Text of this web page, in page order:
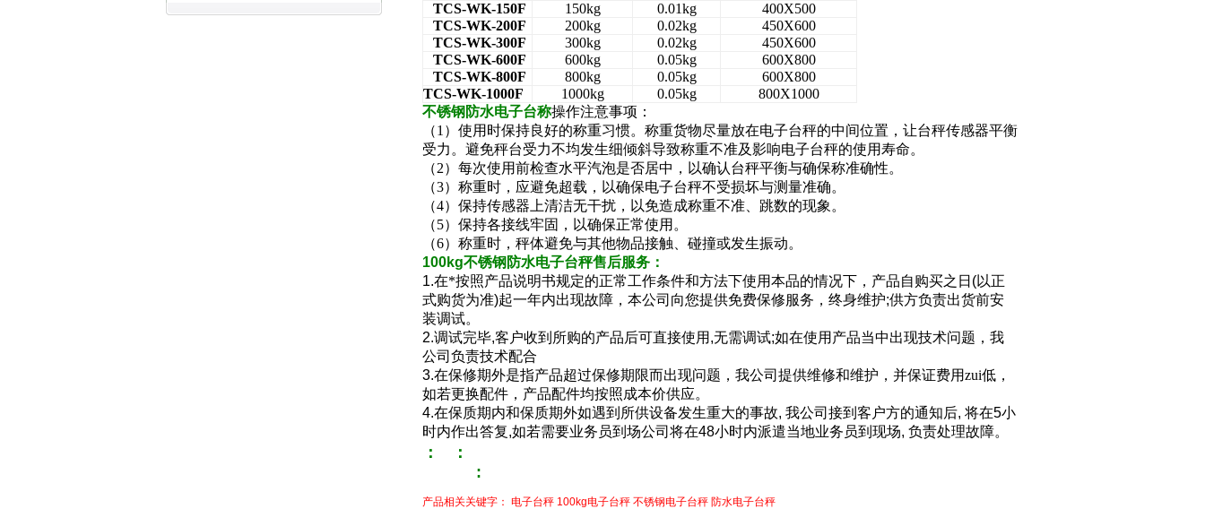
TCS-WK-150F
150kg 0.01kg
400X500
TCS-WK-200F
200kg 0.02kg
450X600
TCS-WK-300F
300kg 0.02kg
450X600
TCS-WK-600F
600kg 0.05kg
600X800
TCS-WK-800F
800kg 0.05kg
600X800
TCS-WK-1000F
1000kg 0.05kg
800X1000
不锈钢防水电子台称操作注意事项：
（1）使用时保持良好的称重习惯。称重货物尽量放在电子台秤的中间位置，让台秤传感器平衡
受力。避免秤台受力不均发生细倾斜导致称重不准及影响电子台秤的使用寿命。
（2）每次使用前检查水平汽泡是否居中，以确认台秤平衡与确保称准确性。
（3）称重时，应避免超载，以确保电子台秤不受损坏与测量准确。
（4）保持传感器上清洁无干扰，以免造成称重不准、跳数的现象。
（5）保持各接线牢固，以确保正常使用。
（6）称重时，秤体避免与其他物品接触、碰撞或发生振动。
100kg不锈钢防水电子台秤售后服务 ：
1.在*按照产品说明书规定的正常工作条件和方法下使用本品的情况下，产品自购买之日 (以正
式购货为准)起一年内出现故障，本公司向您提供免费保修服务，终身维护;供方负责出货前安
装调试。
2.调试完毕,客户收到所购的产品后可直接使用 ,无需调试;如在使用产品当中出现技术问题，我
公司负责技术配合
3.在保修期外是指产品超过保修期限而出现问题，我公司提供维修和维护，并保证费用zui低，
如若更换配件，产品配件均按照成本价供应。
4.在保质期内和保质期外如遇到所供设备发生重大的事故, 我公司接到客户方的通知后, 将在5小
时内作出答复,如若需要业务员到场公司将在48小时内派遣当地业务员到现场, 负责处理故障。
：
：
:
产品相关关键字： 电子台秤 100kg电子台秤 不锈钢电子台秤 防水电子台秤